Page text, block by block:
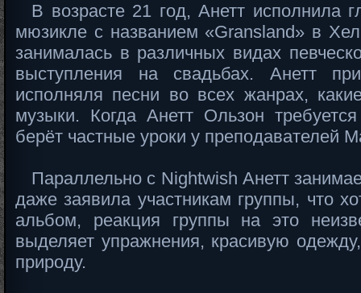
В возрасте 21 год, Анетт исполнила
мюзикле с названием «Gransland» в
занималась в различных видах
выступления на свадьбах. Анетт
исполняля песни во всех жанрах,
музыки. Когда Анетт Ользон
берёт частные уроки у преподавателей
Параллельно с Nightwish Анетт
даже заявила участникам группы, что
альбом, реакция группы на это
выделяет упражнения, красивую
природу.